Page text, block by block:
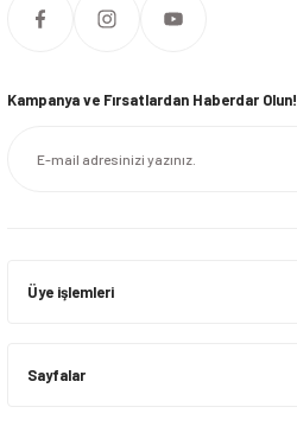
Kampanya ve Fırsatlardan Haberdar Olun!
Üye işlemleri
Sayfalar